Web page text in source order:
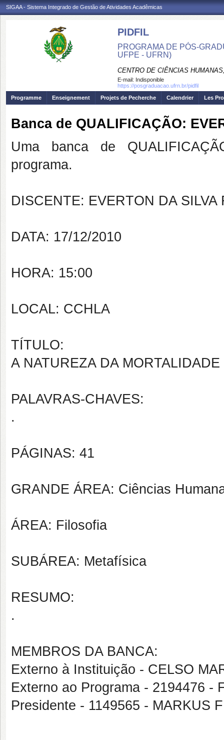
SIGAA - Sistema Integrado de Gestão de Atividades Acadêmicas
PIDFIL
PROGRAMA DE PÓS-
UFPE - UFRN)
CENTRO DE CIÊNCIAS
E-mail: Indisponible
https://posgraduacao.ufrn.br/pidfil
Programme
Enseignement Projets de Pecherche Calendrier Les
Banca de QUALIFICAÇÃO:
Uma banca de
programa.
DISCENTE: EVERTON DA SILVA
DATA: 17/12/2010
HORA: 15:00
LOCAL: CCHLA
TÍTULO:
A NATUREZA DA
PALAVRAS-CHAVES:
.
PÁGINAS: 41
GRANDE ÁREA: Ciências
ÁREA: Filosofia
SUBÁREA: Metafísica
RESUMO:
.
MEMBROS DA BANCA:
Externo à Instituição - CELSO
Externo ao Programa - 2194476 -
Presidente - 1149565 - MARKUS